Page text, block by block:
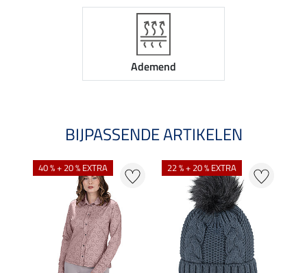
Ademend
BIJPASSENDE ARTIKELEN
40 % + 20 % EXTRA 22 % + 20 % EXTRA